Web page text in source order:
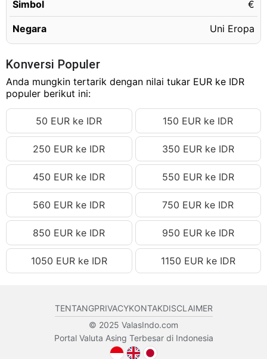
11.25 EUR
11.26 EUR
Rp232,475.09 IDR
11.27 EUR
11.28 EUR
Rp232,888.01 IDR
11.29 EUR
11.30 EUR
Rp233,300.93 IDR
Rp233,507.39 IDR
11.32 EUR
Rp233,713.85 IDR
11.33 EUR
Rp233,920.31 IDR
11.34 EUR
Rp234,126.77 IDR
11.35 EUR
Rp234,333.24 IDR
11.36 EUR
Rp234,539.70 IDR
11.37 EUR
Rp234,746.16 IDR
11.39 EUR
Rp235,159.08 IDR
Rp235,365.54 IDR
Rp235,572.00 IDR
Simbol €
Negara Uni Eropa
Konversi Populer
Anda mungkin tertarik dengan nilai tukar EUR ke IDR
populer berikut ini:
50 EUR ke IDR 150 EUR ke IDR
250 EUR ke IDR 350 EUR ke IDR
450 EUR ke IDR 550 EUR ke IDR
560 EUR ke IDR 750 EUR ke IDR
850 EUR ke IDR 950 EUR ke IDR
1050 EUR ke IDR 1150 EUR ke IDR
TENTANGPRIVACYKONTAKDISCLAIMER
© 2025 ValasIndo.com
Portal Valuta Asing Terbesar di Indonesia